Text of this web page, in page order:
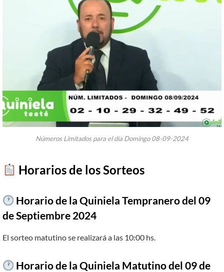
Números Limitados para el día Domingo 08-09-2024
Horarios de los Sorteos
Horario de la Quiniela Tempranero del 09
de Septiembre 2024
El sorteo matutino se realizará a las 10:00 hs.
Horario de la Quiniela Matutino del 09 de